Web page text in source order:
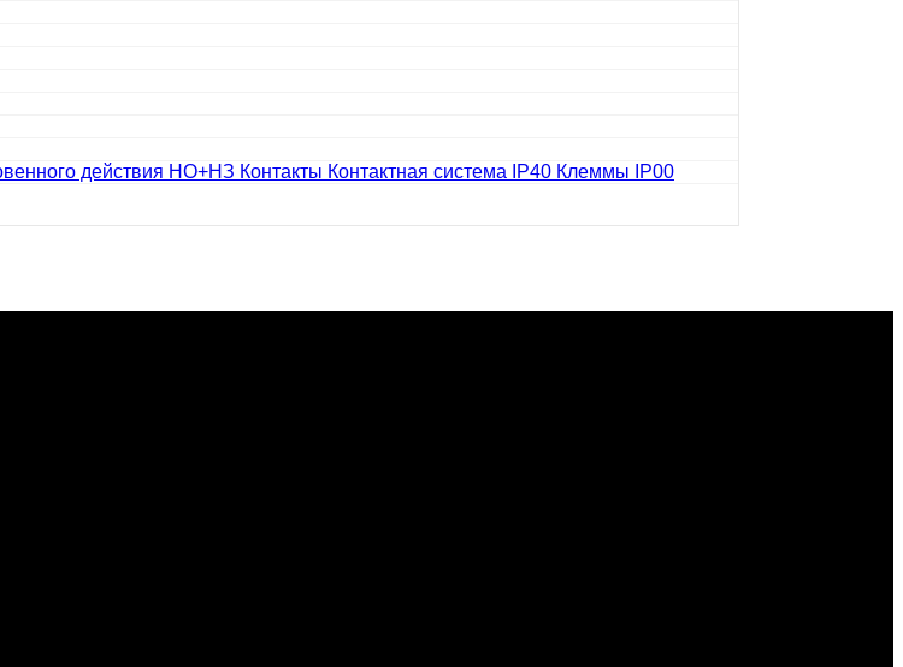
действия НО+НЗ Контакты Контактная система IP40 Клеммы IP00